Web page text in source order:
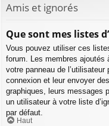
Amis et ignorés
Que sont mes listes
Vous pouvez utiliser ces
forum. Les membres ajoutés
votre panneau de
connexion et leur envoyer
graphiques, leurs messages
un utilisateur à votre liste
par défaut.
Haut